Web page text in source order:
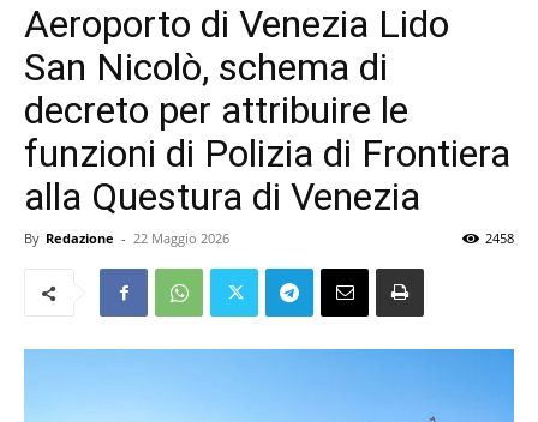
Aeroporto di Venezia Lido
San Nicolò, schema di
decreto per attribuire le
funzioni di Polizia di Frontiera
alla Questura di Venezia
By Redazione - 22 Maggio 2026 2458